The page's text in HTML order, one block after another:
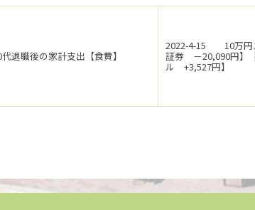
退職後の家計支出【食費】
2022-4-15 10万円
証券 －20,090円】
ル +3,527円】